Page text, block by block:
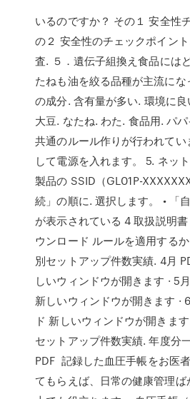
いるのですか？ その１ 安全性
の２ 安全性のチェックポイン
査. ５．遺伝子組換え食品には
たねも油を絞る品種が主流に
の成分. 含有量が多い. 環境に
大豆. なたね. わた. 食品用. パ
共通のルール作りが行われて
して電源を入れます。 5. ネッ
製品の SSID（GL01P-
続」の順に. 選択します。 • 「
が表示されている 4 取扱説明
ウンロード ルールを適用する
別セットアップ件数実績. 4月
しいウィンドウが開きます · 5
新しいウィンドウが開きます ·
ド 新しいウィンドウが開きま
セットアップ件数実績. 年度分
PDF 記録した血圧手帳をお医
てもらえば、日常の健康管理